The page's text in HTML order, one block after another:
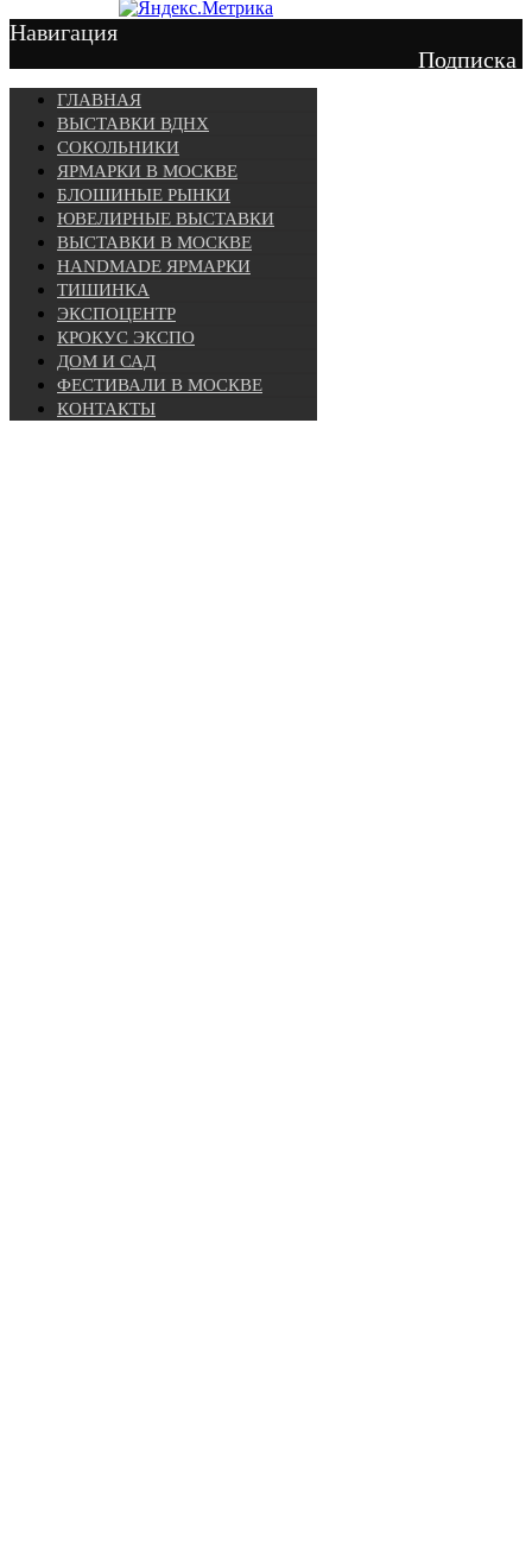
Навигация
Подписка
ГЛАВНАЯ
ВЫСТАВКИ ВДНХ
СОКОЛЬНИКИ
ЯРМАРКИ В МОСКВЕ
БЛОШИНЫЕ РЫНКИ
ЮВЕЛИРНЫЕ ВЫСТАВКИ
ВЫСТАВКИ В МОСКВЕ
HANDMADE ЯРМАРКИ
ТИШИНКА
ЭКСПОЦЕНТР
КРОКУС ЭКСПО
ДОМ И САД
ФЕСТИВАЛИ В МОСКВЕ
КОНТАКТЫ